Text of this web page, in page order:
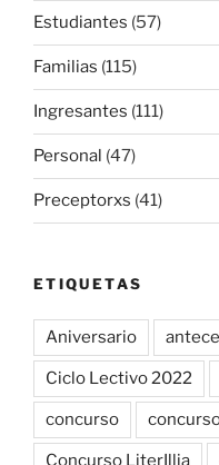
Estudiantes (57)
Familias (115)
Ingresantes (111)
Personal (47)
Preceptorxs (41)
ETIQUETAS
Aniversario
Ciclo Lectivo 2022
concurso
Concurso LiterIllia